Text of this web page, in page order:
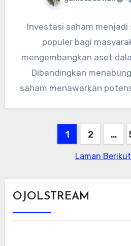
Investasi saham menjadi
populer bagi
mengembangkan aset
Dibandingkan
saham menawarkan
Paginasi
1 2 …
Laman
OJOLSTREAM